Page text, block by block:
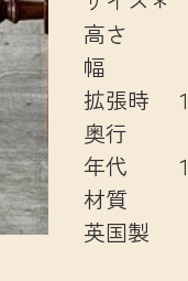
高さ
幅 ３
拡張時
奥行
年代 １
材質
英国製